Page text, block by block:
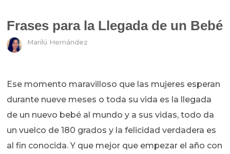
Frases para la Llegada de un Bebé
Marilú Hernández
Ese momento maravilloso que las mujeres esperan
durante nueve meses o toda su vida es la llegada
de un nuevo bebé al mundo y a sus vidas, todo da
un vuelco de 180 grados y la felicidad verdadera es
al fin conocida. Y que mejor que empezar el año con